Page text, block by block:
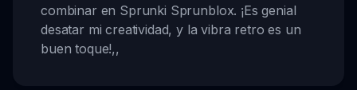
combinar en Sprunki Sprunblox. ¡Es genial
desatar mi creatividad, y la vibra retro es un
buen toque!,,